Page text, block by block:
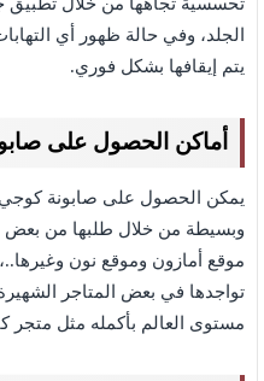
تحسسية تجاهها من خلال
الجلد، وفي حالة ظهور أي
يتم إيقافها بشكل فوري.
أماكن الحصول على
يمكن الحصول على صابونة
وبسيطة من خلال طلبها من بعض
موقع أمازون وموقع نون
تواجدها في بعض المتاجر
مستوى العالم بأكمله مثل متجر